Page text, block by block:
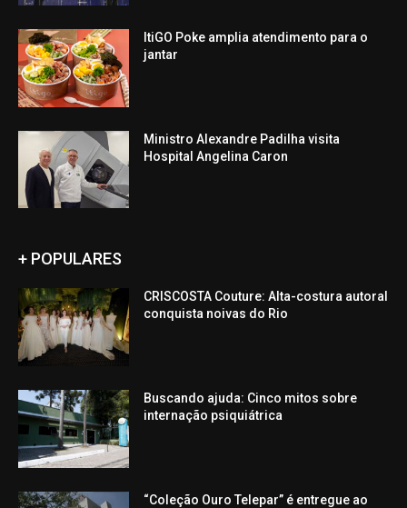
ItiGO Poke amplia atendimento para o
jantar
Ministro Alexandre Padilha visita
Hospital Angelina Caron
+ POPULARES
CRISCOSTA Couture: Alta-costura autoral
conquista noivas do Rio
Buscando ajuda: Cinco mitos sobre
internação psiquiátrica
“Coleção Ouro Telepar” é entregue ao